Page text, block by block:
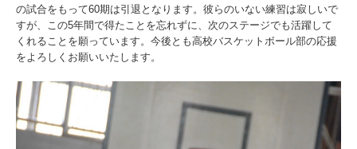
の試合をもって60期は引退となります。彼らのいない練習は寂しいで
すが、この5年間で得たことを忘れずに、次のステージでも活躍して
くれることを願っています。今後とも高校バスケットボール部の応援
をよろしくお願いいたします。